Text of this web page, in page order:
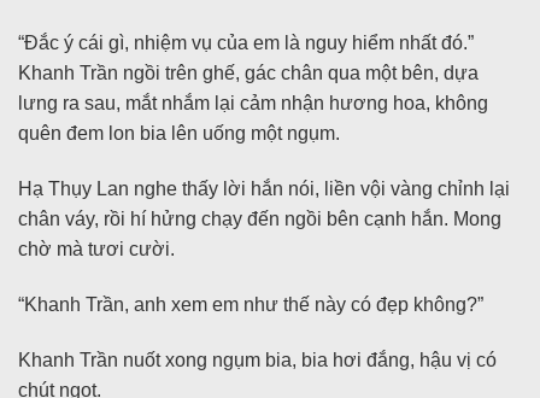
“Đắc ý cái gì, nhiệm vụ của em là nguy hiểm nhất đó.”
Khanh Trần ngồi trên ghế, gác chân qua một bên, dựa
lưng ra sau, mắt nhắm lại cảm nhận hương hoa, không
quên đem lon bia lên uống một ngụm.
Hạ Thụy Lan nghe thấy lời hắn nói, liền vội vàng chỉnh lại
chân váy, rồi hí hửng chạy đến ngồi bên cạnh hắn. Mong
chờ mà tươi cười.
“Khanh Trần, anh xem em như thế này có đẹp không?”
Khanh Trần nuốt xong ngụm bia, bia hơi đắng, hậu vị có
chút ngọt.